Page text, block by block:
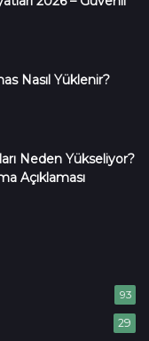
Nasıl Yüklenir?
Neden Yükseliyor?
Açıklaması
93
29